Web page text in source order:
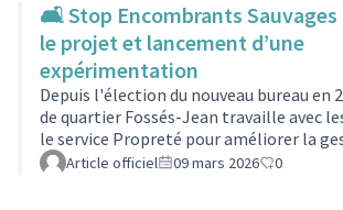
🛋️ Stop Encombrants Sauvages
le projet et lancement d’une
expérimentation
Depuis l'élection du nouveau bureau en
de quartier Fossés‑Jean travaille avec
le service Propreté pour améliorer la
encombrants dans le quartier. Voici les
Article officiel 09 mars 2026 0